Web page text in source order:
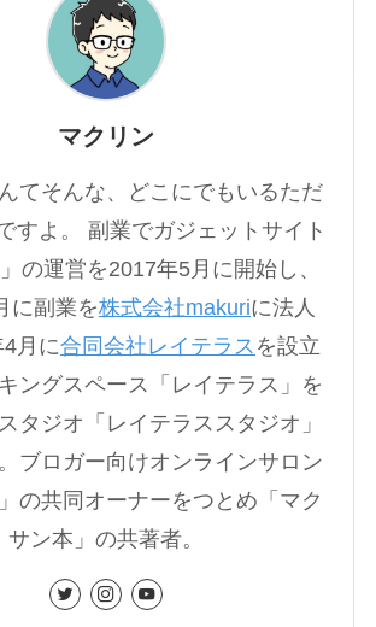
マクリン
てそんな、どこにでもいるただ
すよ。 副業でガジェットサイト
」の運営を2017年5月に開始し、
に副業を株式会社makuriに法人
月に合同会社レイテラス を設立
ングスペース「レイテラス」を
タジオ「レイテラススタジオ」
ブロガー向けオンラインサロン
の共同オーナーをつとめ「マク
サン本」の共著者。